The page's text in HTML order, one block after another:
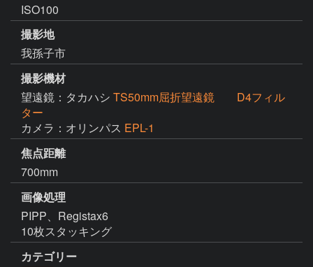
ISO100
撮影地
我孫子市
撮影機材
望遠鏡：タカハシ TS50mm屈折望遠鏡 D4フィル
ター
カメラ：オリンパス EPL-1
焦点距離
700mm
画像処理
PIPP、Registax6
10枚スタッキング
カテゴリー